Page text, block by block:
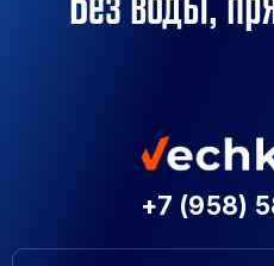
+7 (958)